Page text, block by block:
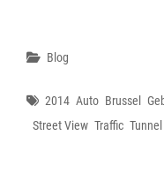
Categories
Blog
Tags
2014 Auto Brussel
Street View Traffic Tunnel